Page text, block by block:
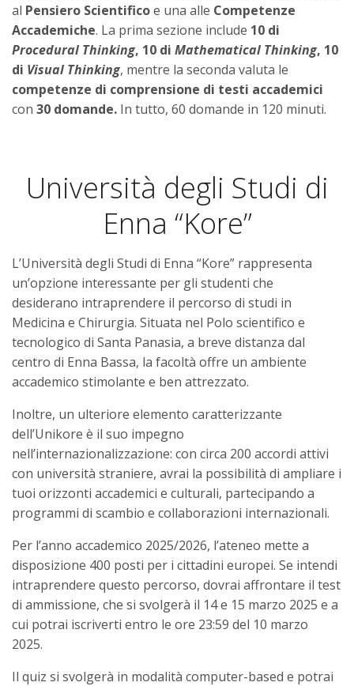
al Pensiero Scientificoe una alle Competenze
Accademiche. La prima sezione include 10 di
Procedural Thinking, 10 di Mathematical Thinking, 10
di Visual Thinking, mentre la seconda valuta le
competenze di comprensione di testi accademici
con 30 domande. In tutto, 60 domande in 120 minuti.
Università degli Studi di
Enna “Kore”
L’Università degli Studi di Enna “Kore” rappresenta
un’opzione interessante per gli studenti che
desiderano intraprendere il percorso di studi in
Medicina e Chirurgia. Situata nel Polo scientifico e
tecnologico di Santa Panasia, a breve distanza dal
centro di Enna Bassa, la facoltà offre un ambiente
accademico stimolante e ben attrezzato.
Inoltre, un ulteriore elemento caratterizzante
dell’Unikore è il suo impegno
nell’internazionalizzazione: con circa 200 accordi attivi
con università straniere, avrai la possibilità di ampliare i
tuoi orizzonti accademici e culturali, partecipando a
programmi di scambio e collaborazioni internazionali.
Per l’anno accademico 2025/2026, l’ateneo mette a
disposizione 400 posti per i cittadini europei. Se intendi
intraprendere questo percorso, dovrai affrontare il test
di ammissione, che si svolgerà il 14 e 15 marzo 2025 e a
cui potrai iscriverti entro le ore 23:59 del 10 marzo
2025.
Il quiz si svolgerà in modalità computer-based e potrai